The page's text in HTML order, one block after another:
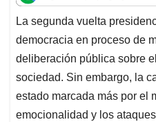
t
s
A
p
p
e
b
o
o
k
k
e
d
I
n
i
l
e
a
d
s
La segunda vuelta
democracia en proceso de
deliberación pública sobre
sociedad. Sin embargo, la
estado marcada más por el
emocionalidad y los